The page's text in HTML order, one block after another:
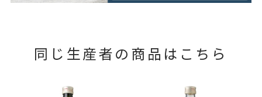
同じ生産者の商品はこちら